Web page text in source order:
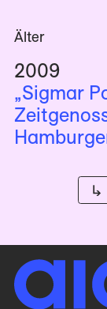
Älter
2009
„Sigmar
↳